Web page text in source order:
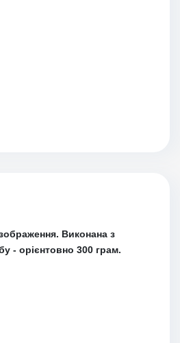
Виконана з
- орієнтовно 300 грам.